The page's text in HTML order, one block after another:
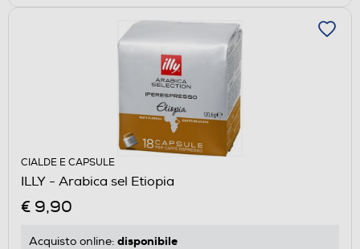
CIALDE E CAPSULE
ILLY - Arabica sel Etiopia
€ 9,90
Acquisto online: disponibile